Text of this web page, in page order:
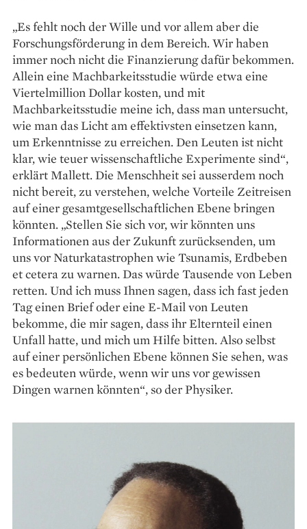
„Es fehlt noch der Wille und vor allem aber die
Forschungs­förderung in dem Bereich. Wir haben
immer noch nicht die Finanzierung dafür bekommen.
Allein eine Machbarkeitsstudie würde etwa eine
Viertelmillion Dollar kosten, und mit
Machbarkeitsstudie meine ich, dass man untersucht,
wie man das Licht am effektivsten einsetzen kann,
um Erkenntnisse zu erreichen. Den Leuten ist nicht
klar, wie teuer wissenschaftliche ­Experimente sind“,
erklärt Mallett. Die Menschheit sei ausserdem noch
nicht bereit, zu verstehen, welche Vorteile Zeitreisen
auf einer gesamtgesellschaftlichen Ebene bringen
könnten. „Stellen Sie sich vor, wir könnten uns
Informationen aus der Zukunft zurücksenden, um
uns vor Naturkatastrophen wie Tsunamis, Erdbeben
et cetera zu warnen. Das würde Tausende von Leben
retten. Und ich muss Ihnen sagen, dass ich fast jeden
Tag einen Brief oder eine E-Mail von Leuten
bekomme, die mir sagen, dass ihr Elternteil einen
Unfall hatte, und mich um Hilfe bitten. Also selbst
auf einer persön­lichen Ebene können Sie sehen, was
es bedeuten würde, wenn wir uns vor gewissen
Dingen warnen könnten“, so der Physiker.